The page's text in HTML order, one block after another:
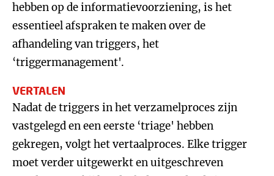
hebben op de informatievoorziening, is het
essentieel afspraken te maken over de
afhandeling van triggers, het
‘triggermanagement'.
VERTALEN
Nadat de triggers in het verzamelproces zijn
vastgelegd en een eerste ‘triage' hebben
gekregen, volgt het vertaalproces. Elke trigger
moet verder uitgewerkt en uitgeschreven